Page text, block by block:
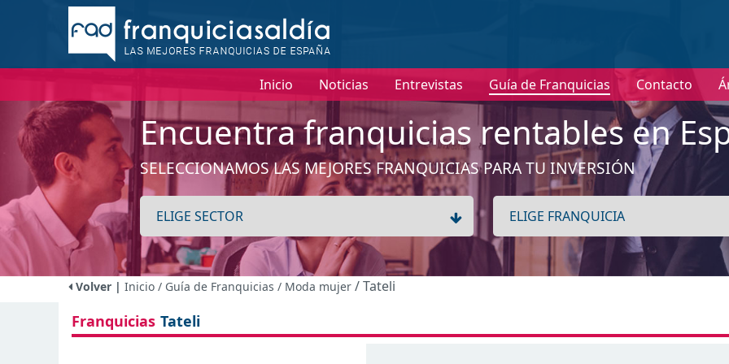
Inicio Noticias Entrevistas Guía de Franquicias Contacto
Encuentra franquicias rentables en
SELECCIONAMOS LAS MEJORES FRANQUICIAS PARA TU INVERSIÓN
Volver | Inicio / Guía de Franquicias / Moda mujer / Tateli
Franquicias Tateli
No tenemos información de la expansión de esta franquicia
Ver franquicias de Moda mujer